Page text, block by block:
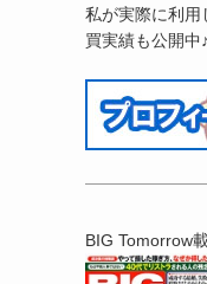
私が実際に利用
買実績も公開中♪
BIG Tomorrow